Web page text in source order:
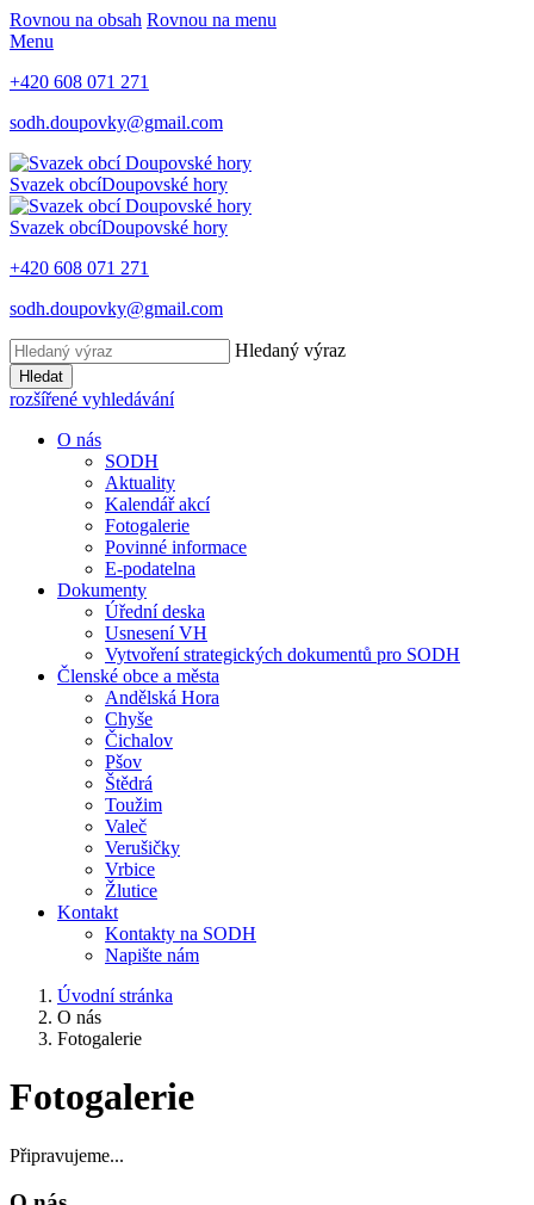
Rovnou na obsah Rovnou na menu
Menu
+420 608 071 271
sodh.doupovky@gmail.com
Svazek obcíDoupovské hory
Svazek obcíDoupovské hory
+420 608 071 271
sodh.doupovky@gmail.com
Hledaný výraz
Hledat
rozšířené vyhledávání
O nás
SODH
Aktuality
Kalendář akcí
Fotogalerie
Povinné informace
E-podatelna
Dokumenty
Úřední deska
Usnesení VH
Vytvoření strategických dokumentů pro SODH
Členské obce a města
Andělská Hora
Chyše
Čichalov
Pšov
Štědrá
Toužim
Valeč
Verušičky
Vrbice
Žlutice
Kontakt
Kontakty na SODH
Napište nám
Úvodní stránka
O nás
Fotogalerie
Fotogalerie
Připravujeme...